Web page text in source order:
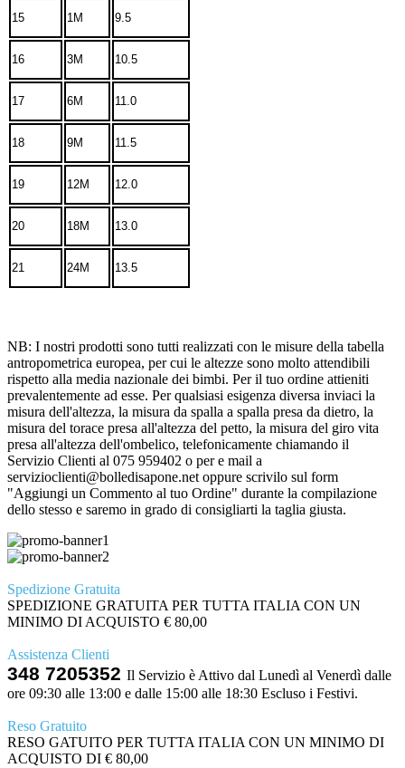
15 1M 9.5
16 3M 10.5
17 6M 11.0
18 9M 11.5
19 12M 12.0
20 18M 13.0
21 24M 13.5
NB: I nostri prodotti sono tutti realizzati con le misure della tabella
antropometrica europea, per cui le altezze sono molto attendibili
rispetto alla media nazionale dei bimbi. Per il tuo ordine attieniti
prevalentemente ad esse. Per qualsiasi esigenza diversa inviaci la
misura dell'altezza, la misura da spalla a spalla presa da dietro, la
misura del torace presa all'altezza del petto, la misura del giro vita
presa all'altezza dell'ombelico, telefonicamente chiamando il
Servizio Clienti al 075 959402 o per e mail a
servizioclienti@bolledisapone.net oppure scrivilo sul form
"Aggiungi un Commento al tuo Ordine" durante la compilazione
dello stesso e saremo in grado di consigliarti la taglia giusta.
Spedizione Gratuita
SPEDIZIONE GRATUITA PER TUTTA ITALIA CON UN
MINIMO DI ACQUISTO € 80,00
Assistenza Clienti
348 7205352 Il Servizio è Attivo dal Lunedì al Venerdì dalle
ore 09:30 alle 13:00 e dalle 15:00 alle 18:30 Escluso i Festivi.
Reso Gratuito
RESO GATUITO PER TUTTA ITALIA CON UN MINIMO DI
ACQUISTO DI € 80,00